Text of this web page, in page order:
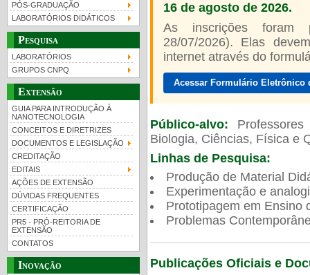
PÓS-GRADUAÇÃO
LABORATÓRIOS DIDÁTICOS
Pesquisa
LABORATÓRIOS
GRUPOS CNPQ
Extensão
GUIA PARA INTRODUÇÃO À
NANOTECNOLOGIA
CONCEITOS E DIRETRIZES
DOCUMENTOS E LEGISLAÇÃO
CREDITAÇÃO
EDITAIS
AÇÕES DE EXTENSÃO
DÚVIDAS FREQUENTES
CERTIFICAÇÃO
PR5 - PRÓ-REITORIA DE
EXTENSÃO
CONTATOS
Inovação
16 de agosto de 2026.
As inscrições foram
28/07/2026). Elas
internet através do
Acessar Formulário
Público-alvo:
Biologia, Ciências, Física e
Linhas de Pesquisa:
Produção de Material
Experimentação e
Prototipagem em Ensino
Problemas
Publicações Oficiais e